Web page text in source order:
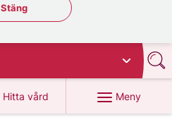
Stäng regionsväljaren
Stäng
Hitta vård
på 1177.se
Meny